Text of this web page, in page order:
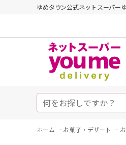
ゆめタウン公式ネットスーパー
ホーム - お菓子・デザート -